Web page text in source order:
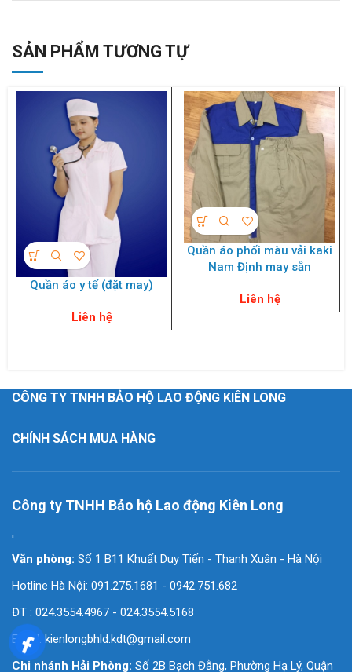
SẢN PHẨM TƯƠNG TỰ
Quần áo y tế (đặt may)
Liên hệ
Quần áo phối màu vải kaki
Nam Định may sẵn
Liên hệ
CÔNG TY TNHH BẢO HỘ LAO ĐỘNG KIÊN LONG
CHÍNH SÁCH MUA HÀNG
Công ty TNHH Bảo hộ Lao động Kiên Long
'
Văn phòng: Số 1 B11 Khuất Duy Tiến - Thanh Xuân - Hà Nội
Hotline Hà Nội: 091.275.1681 - 0942.751.682
ĐT : 024.3554.4967 - 024.3554.5168
Email:kienlongbhld.kdt@gmail.com
Chi nhánh Hải Phòng: Số 2B Bạch Đằng, Phường Hạ Lý, Quận